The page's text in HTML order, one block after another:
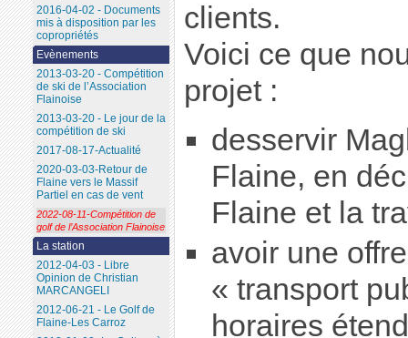
clients.
Voici ce que
projet :
desservir
Flaine, en
Flaine et la
avoir une
« transport
horaires
2016-04-02 - Documents
mis à disposition par les
copropriétés
Evènements
2013-03-20 - Compétition
de ski de l’Association
Flainoise
2013-03-20 - Le jour de la
compétition de ski
2017-08-17-Actualité
2020-03-03-Retour de
Flaine vers le Massif
Partiel en cas de vent
2022-08-11-Compétition de
golf de l’Association Flainoise
La station
2012-04-03 - Libre
Opinion de Christian
MARCANGELI
2012-06-21 - Le Golf de
Flaine-Les Carroz